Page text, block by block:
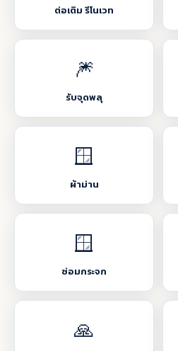
ต่อเติม รีโนเวท
🎆
รับจุดพลุ
🪟
ผ้าม่าน
🪟
ซ่อมกระจก
🙏